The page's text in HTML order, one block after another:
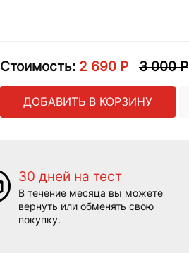
Стоимость: 2 690 Р 3 000 Р
ДОБАВИТЬ В КОРЗИНУ
30 дней на тест
В течение месяца вы можете
вернуть или обменять свою
покупку.